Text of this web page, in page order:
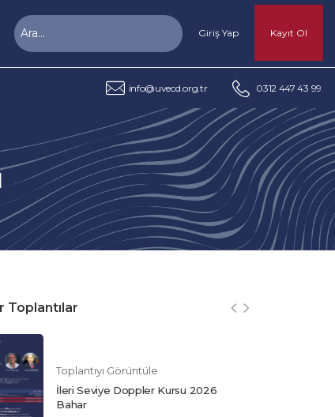
Giriş Yap Kayıt Ol
info@uvecd.org.tr 0312 447 43 99
Toplantılar
Toplantıyı Görüntüle
İleri Seviye Doppler Kursu 2026
Bahar